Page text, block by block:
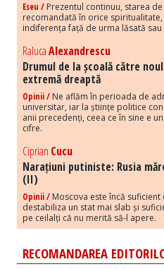
Eseu / Prezentul continuu, starea
recomandată în orice
indiferența față de urma lăsată
RalucaAlexandrescu
Drumul de la școală către
extremă dreaptă
Opinii / Ne aflăm în perioada de
universitar, iar la științe politice
anii precedenți, ceea ce în sine e
cifre.
Ciprian Cucu
Narațiuni putiniste: Rusia
(II)
Opinii / Moscova este încă
destabiliza un stat mai slab și
pe ceilalți că nu merită să-l apere.
RECOMANDAREA